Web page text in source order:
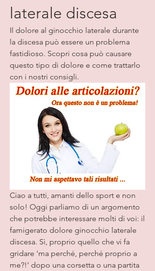
laterale discesa
Il dolore al ginocchio laterale durante
la discesa può essere un problema
fastidioso. Scopri cosa può causare
questo tipo di dolore e come trattarlo
con i nostri consigli.
Ciao a tutti, amanti dello sport e non
solo! Oggi parliamo di un argomento
che potrebbe interessare molti di voi: il
famigerato dolore ginocchio laterale
discesa. Sì, proprio quello che vi fa
gridare 'ma perché, perché proprio a
me?!' dopo una corsetta o una partita